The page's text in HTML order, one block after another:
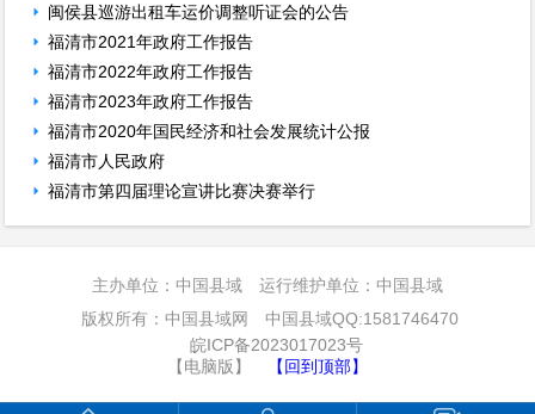
闽侯县巡游出租车运价调整听证会的公告
福清市2021年政府工作报告
福清市2022年政府工作报告
福清市2023年政府工作报告
福清市2020年国民经济和社会发展统计公报
福清市人民政府
福清市第四届理论宣讲比赛决赛举行
主办单位：中国县域 运行维护单位：中国县域
版权所有：中国县域网 中国县域QQ:1581746470
皖ICP备2023017023号
【电脑版】
【回到顶部】